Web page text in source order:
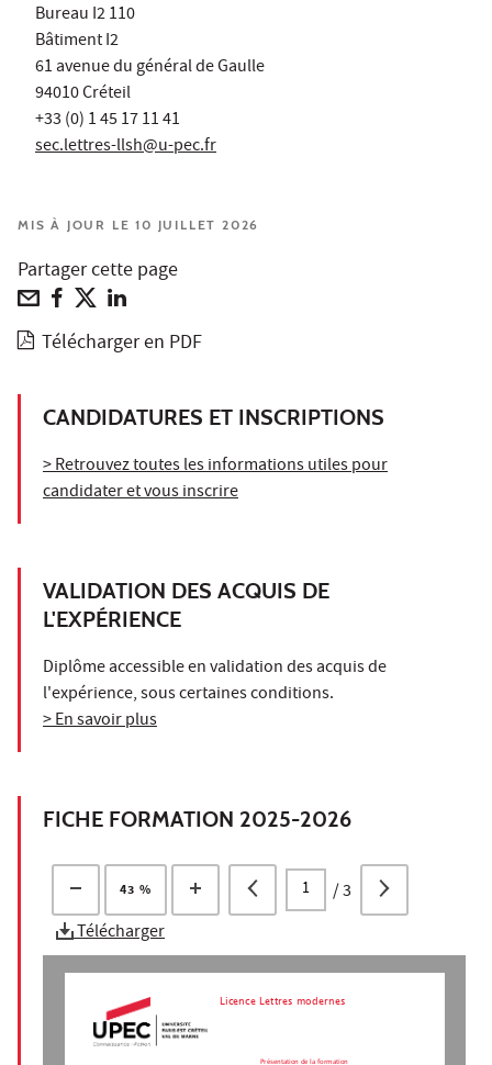
Bureau I2 110
Bâtiment I2
61 avenue du général de Gaulle
94010 Créteil
+33 (0) 1 45 17 11 41
sec.lettres-llsh@u-pec.fr
MIS À JOUR LE 10 JUILLET 2026
Partager cette page
Télécharger en PDF
CANDIDATURES ET INSCRIPTIONS
> Retrouvez toutes les informations utiles pour
candidater et vous inscrire
VALIDATION DES ACQUIS DE
L'EXPÉRIENCE
Diplôme accessible en validation des acquis de
l'expérience, sous certaines conditions.
> En savoir plus
FICHE FORMATION 2025-2026
43 % /3
Télécharger
Licence Lettres modernes
Présentation de la formation